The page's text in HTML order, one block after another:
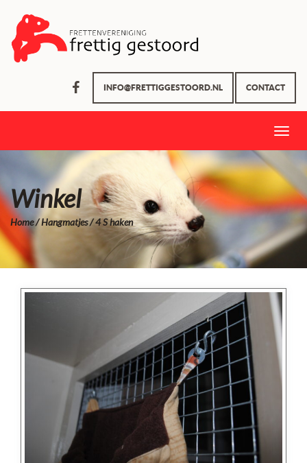
INFO@FRETTIGGESTOORD.NL CONTACT
Toggle
Winkel
Home/Hangmatjes/ 4 S haken